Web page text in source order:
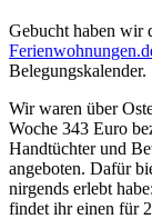
Gebucht haben wir
Belegungskalender.
Wir waren über
Woche 343 Euro
Handtüchter und
angeboten. Dafür
nirgends erlebt
findet ihr einen für